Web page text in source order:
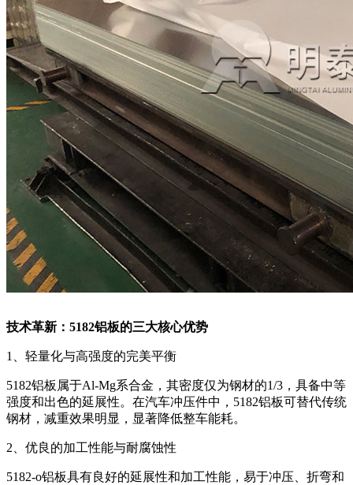
技术革新：5182铝板的三大核心优势
1、轻量化与高强度的完美平衡
5182铝板属于Al-Mg系合金，其密度仅为钢材的1/3，具备中等
强度和出色的延展性。在汽车冲压件中，5182铝板可替代传统
钢材，减重效果明显，显著降低整车能耗。
2、优良的加工性能与耐腐蚀性
5182-o铝板具有良好的延展性和加工性能，易于冲压、折弯和